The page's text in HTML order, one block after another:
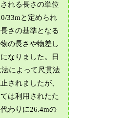
れる長さの単位
33mと定められ
さの基準となる
の長さや物差し
なりました。日
によって尺貫法
されましたが、
は利用されたた
わりに26.4mの